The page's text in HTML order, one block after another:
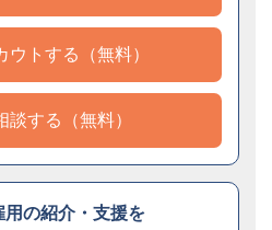
ウトする（無料）
談する（無料）
用の紹介・支援を